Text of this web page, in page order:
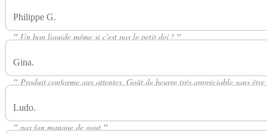
Philippe G.
"Un bon liquide même si c'est pas le petit dej !"
Gina.
"Produit conforme aux attentes. Goût de beurre très appréciable sans
Ludo.
"pas fan manque de gout"